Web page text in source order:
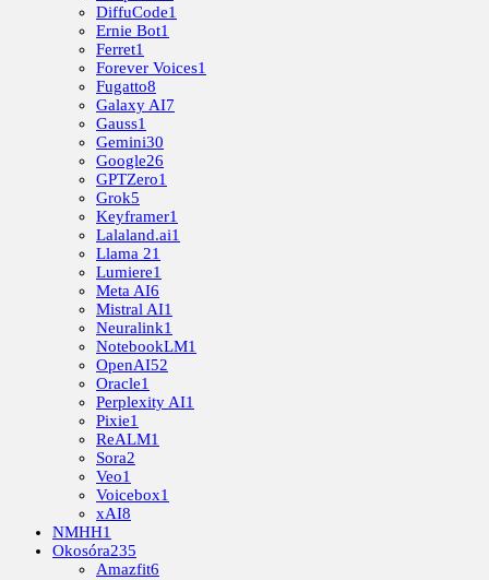
DiffuCode1
Ernie Bot1
Ferret1
Forever Voices1
Fugatto8
Galaxy AI7
Gauss1
Gemini30
Google26
GPTZero1
Grok5
Keyframer1
Lalaland.ai1
Llama 21
Lumiere1
Meta AI6
Mistral AI1
Neuralink1
NotebookLM1
OpenAI52
Oracle1
Perplexity AI1
Pixie1
ReALM1
Sora2
Veo1
Voicebox1
xAI8
NMHH1
Okosóra235
Amazfit6